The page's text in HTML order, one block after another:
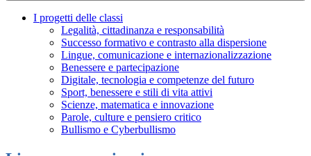
I progetti delle classi
Legalità, cittadinanza e responsabilità
Successo formativo e contrasto alla dispersione
Lingue, comunicazione e internazionalizzazione
Benessere e partecipazione
Digitale, tecnologia e competenze del futuro
Sport, benessere e stili di vita attivi
Scienze, matematica e innovazione
Parole, culture e pensiero critico
Bullismo e Cyberbullismo